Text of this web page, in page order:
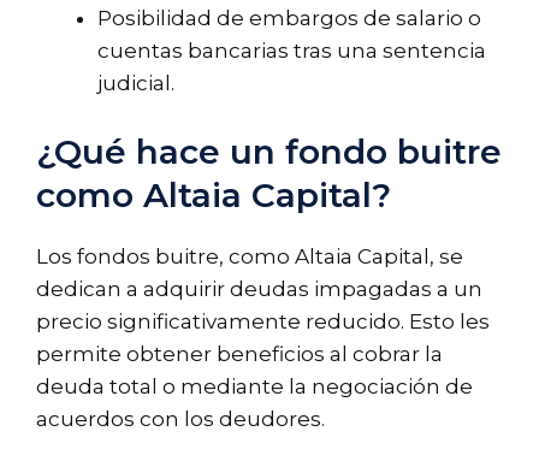
Posibilidad de embargos de salario o
cuentas bancarias tras una sentencia
judicial.
¿Qué hace un fondo buitre
como Altaia Capital?
Los fondos buitre, como Altaia Capital, se
dedican a adquirir deudas impagadas a un
precio significativamente reducido. Esto les
permite obtener beneficios al cobrar la
deuda total o mediante la negociación de
acuerdos con los deudores.